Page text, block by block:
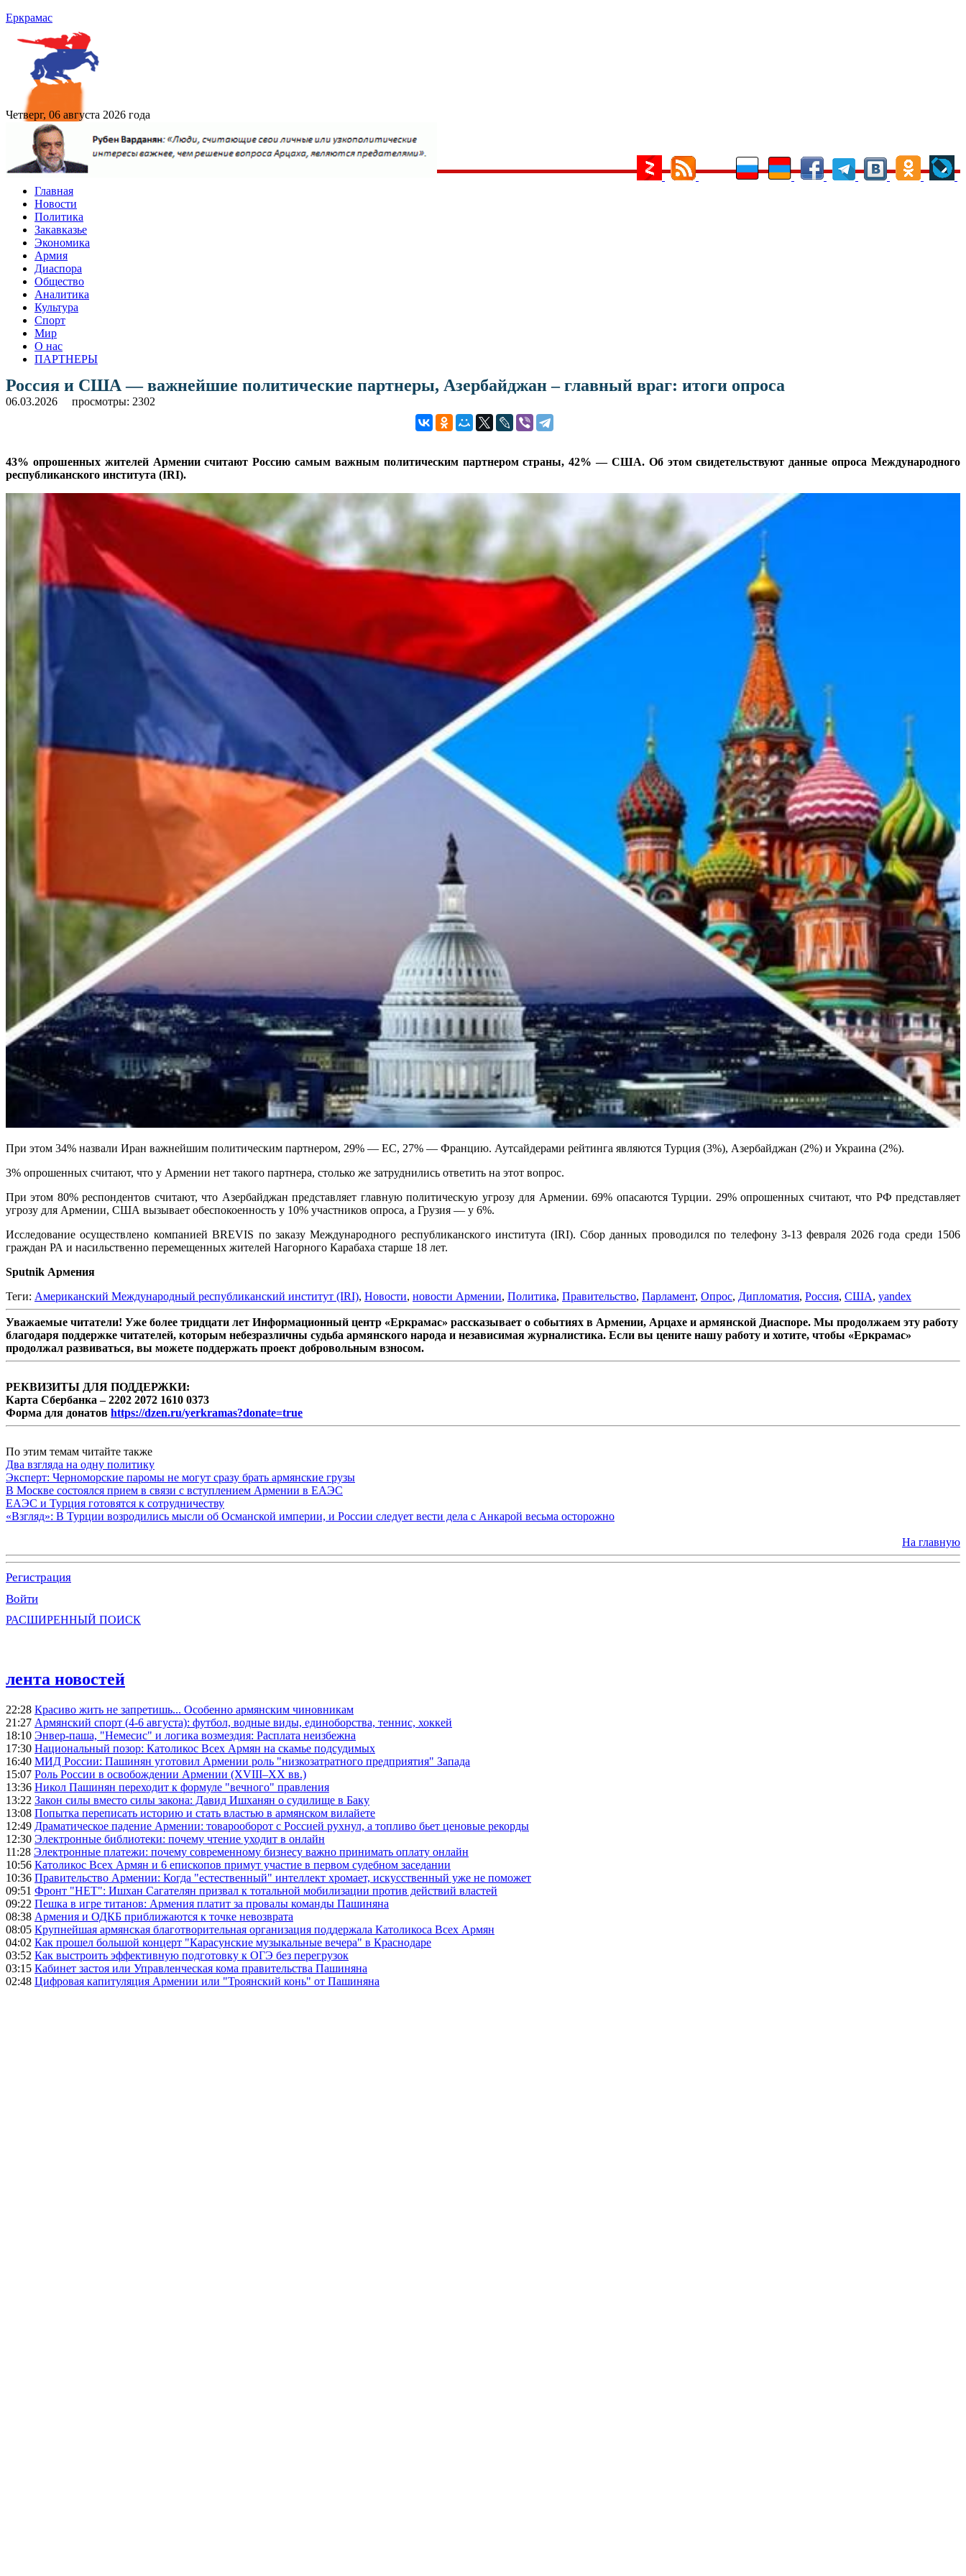
Еркрамас
Четверг, 06 августа 2026 года
Главная
Новости
Политика
Закавказье
Экономика
Армия
Диаспора
Общество
Аналитика
Культура
Спорт
Мир
О нас
ПАРТНЕРЫ
Россия и США — важнейшие политические партнеры, Азербайджан – главный враг: итоги опроса
06.03.2026 просмотры: 2302
43% опрошенных жителей Армении считают Россию самым важным политическим партнером страны, 42% — США. Об этом свидетельствуют данные опроса Международного
республиканского института (IRI).
При этом 34% назвали Иран важнейшим политическим партнером, 29% — ЕС, 27% — Францию. Аутсайдерами рейтинга являются Турция (3%), Азербайджан (2%) и Украина (2%).
3% опрошенных считают, что у Армении нет такого партнера, столько же затруднились ответить на этот вопрос.
При этом 80% респондентов считают, что Азербайджан представляет главную политическую угрозу для Армении. 69% опасаются Турции. 29% опрошенных считают, что РФ представляет
угрозу для Армении, США вызывает обеспокоенность у 10% участников опроса, а Грузия — у 6%.
Исследование осуществлено компанией BREVIS по заказу Международного республиканского института (IRI). Сбор данных проводился по телефону 3-13 февраля 2026 года среди 1506
граждан РА и насильственно перемещенных жителей Нагорного Карабаха старше 18 лет.
Sputnik Армения
Теги: Американский Международный республиканский институт (IRI), Новости, новости Армении, Политика, Правительство, Парламент, Опрос, Дипломатия, Россия, США, yandex
Уважаемые читатели! Уже более тридцати лет Информационный центр «Еркрамас» рассказывает о событиях в Армении, Арцахе и армянской Диаспоре. Мы продолжаем эту работу
благодаря поддержке читателей, которым небезразличны судьба армянского народа и независимая журналистика. Если вы цените нашу работу и хотите, чтобы «Еркрамас»
продолжал развиваться, вы можете поддержать проект добровольным взносом.
РЕКВИЗИТЫ ДЛЯ ПОДДЕРЖКИ:
Карта Сбербанка – 2202 2072 1610 0373
Форма для донатов https://dzen.ru/yerkramas?donate=true
По этим темам читайте также
Два взгляда на одну политику
Эксперт: Черноморские паромы не могут сразу брать армянские грузы
В Москве состоялся прием в связи с вступлением Армении в ЕАЭС
ЕАЭС и Турция готовятся к сотрудничеству
«Взгляд»: В Турции возродились мысли об Османской империи, и России следует вести дела с Анкарой весьма осторожно
На главную
Регистрация
Войти
РАСШИРЕННЫЙ ПОИСК
лента новостей
22:28 Красиво жить не запретишь... Особенно армянским чиновникам
21:27 Армянский спорт (4-6 августа): футбол, водные виды, единоборства, теннис, хоккей
18:10 Энвер-паша, "Немесис" и логика возмездия: Расплата неизбежна
17:30 Национальный позор: Католикос Всех Армян на скамье подсудимых
16:40 МИД России: Пашинян уготовил Армении роль "низкозатратного предприятия" Запада
15:07 Роль России в освобождении Армении (XVIII–XX вв.)
13:36 Никол Пашинян переходит к формуле "вечного" правления
13:22 Закон силы вместо силы закона: Давид Ишханян о судилище в Баку
13:08 Попытка переписать историю и стать властью в армянском вилайете
12:49 Драматическое падение Армении: товарооборот с Россией рухнул, а топливо бьет ценовые рекорды
12:30 Электронные библиотеки: почему чтение уходит в онлайн
11:28 Электронные платежи: почему современному бизнесу важно принимать оплату онлайн
10:56 Католикос Всех Армян и 6 епископов примут участие в первом судебном заседании
10:36 Правительство Армении: Когда "естественный" интеллект хромает, искусственный уже не поможет
09:51 Фронт "НЕТ": Ишхан Сагателян призвал к тотальной мобилизации против действий властей
09:22 Пешка в игре титанов: Армения платит за провалы команды Пашиняна
08:38 Армения и ОДКБ приближаются к точке невозврата
08:05 Крупнейшая армянская благотворительная организация поддержала Католикоса Всех Армян
04:02 Как прошел большой концерт "Карасунские музыкальные вечера" в Краснодаре
03:52 Как выстроить эффективную подготовку к ОГЭ без перегрузок
03:15 Кабинет застоя или Управленческая кома правительства Пашиняна
02:48 Цифровая капитуляция Армении или "Троянский конь" от Пашиняна